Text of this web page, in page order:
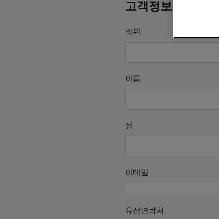
고객정보를 작성
직위
이름
성
이메일
유선연락처